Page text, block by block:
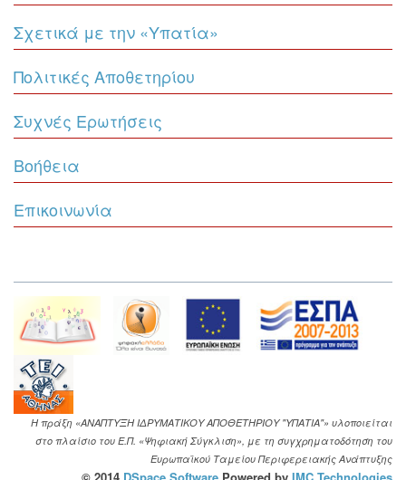
Σχετικά με την «Υπατία»
Πολιτικές Αποθετηρίου
Συχνές Ερωτήσεις
Βοήθεια
Επικοινωνία
Η πράξη «ΑΝΑΠΤΥΞΗ ΙΔΡΥΜΑΤΙΚΟΥ ΑΠΟΘΕΤΗΡΙΟΥ "ΥΠΑΤΙΑ"» υλοποιείται
στο πλαίσιο του Ε.Π. «Ψηφιακή Σύγκλιση», με τη συγχρηματοδότηση του
Ευρωπαϊκού Ταμείου Περιφερειακής Ανάπτυξης